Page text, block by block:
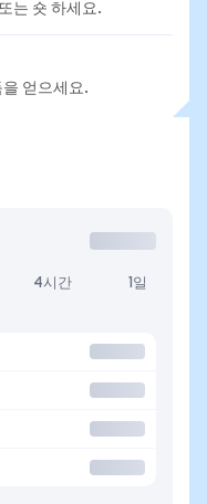
는 숏 하세요.
얻으세요.
4시간 1일